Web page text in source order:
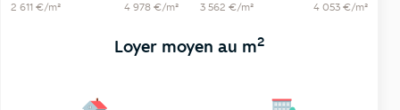
2 611 €/m² 4 978 €/m² 3 562 €/m² 4 053 €/m²
Loyer moyen au m2